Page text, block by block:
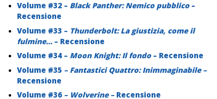
Volume #32 – Black Panther: Nemico pubblico –
Recensione
Volume #33 – Thunderbolt: La giustizia, come il
fulmine… – Recensione
Volume #34 – Moon Knight: Il fondo – Recensione
Volume #35 – Fantastici Quattro: Inimmaginabile –
Recensione
Volume #36 – Wolverine – Recensione